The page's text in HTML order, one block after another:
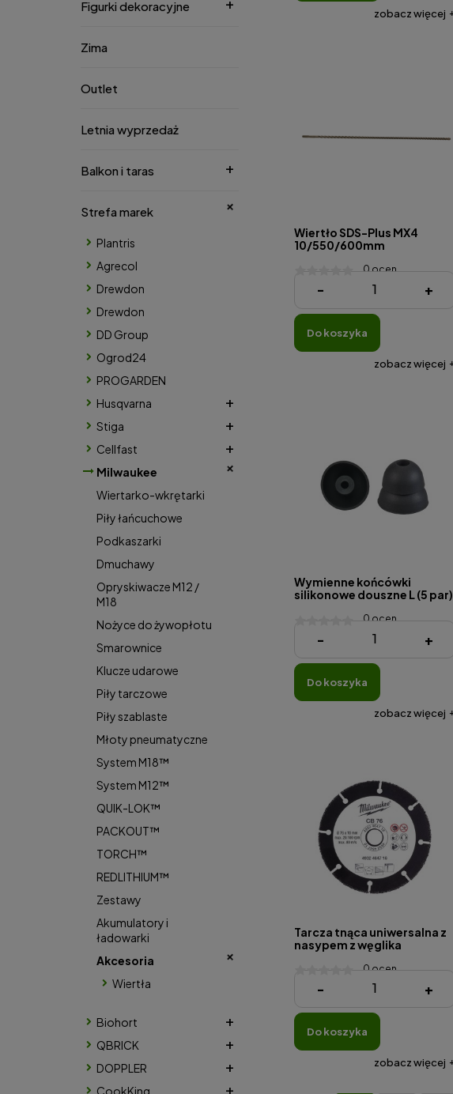
Figurki dekoracyjne
Zima
Outlet
Letnia wyprzedaż
Balkon i taras
Strefa marek
Plantris
Agrecol
Drewdon
Drewdon
DD Group
Ogrod24
PROGARDEN
Husqvarna
Stiga
Cellfast
Milwaukee
Wiertarko-wkrętarki
Piły łańcuchowe
Podkaszarki
Dmuchawy
Opryskiwacze M12 /
M18
Nożyce do żywopłotu
Smarownice
Klucze udarowe
Piły tarczowe
Piły szablaste
Młoty pneumatyczne
System M18™
System M12™
QUIK-LOK™
PACKOUT™
TORCH™
REDLITHIUM™
Zestawy
Akumulatory i
ładowarki
Akcesoria
Wiertła
Biohort
QBRICK
DOPPLER
CookKing
zobacz więcej
Wiertło SDS-Plus MX4
10/550/600mm
0 ocen
99,00 zł
- +
do koszyka
zobacz więcej
Wymienne końcówki
silikonowe douszne L (5 par)
0 ocen
69,00 zł
- +
do koszyka
zobacz więcej
Tarcza tnąca uniwersalna z
nasypem z węglika
0 ocen
45,00 zł
- +
do koszyka
zobacz więcej